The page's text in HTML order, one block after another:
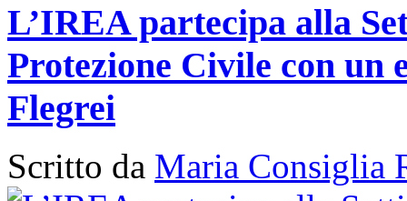
L’IREA partecipa alla
Protezione Civile con un
Flegrei
Scritto da Maria Consiglia